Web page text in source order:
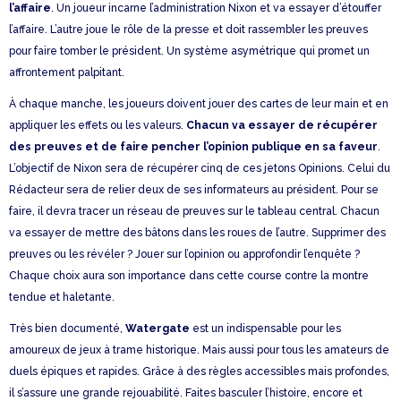
l’affaire. Un joueur incarne l’administration Nixon et va essayer d’étouffer
l’affaire. L’autre joue le rôle de la presse et doit rassembler les preuves
pour faire tomber le président. Un système asymétrique qui promet un
affrontement palpitant.
À chaque manche, les joueurs doivent jouer des cartes de leur main et en
appliquer les effets ou les valeurs. Chacun va essayer de récupérer
des preuves et de faire pencher l’opinion publique en sa faveur.
L’objectif de Nixon sera de récupérer cinq de ces jetons Opinions. Celui du
Rédacteur sera de relier deux de ses informateurs au président. Pour se
faire, il devra tracer un réseau de preuves sur le tableau central. Chacun
va essayer de mettre des bâtons dans les roues de l’autre. Supprimer des
preuves ou les révéler ? Jouer sur l’opinion ou approfondir l’enquête ?
Chaque choix aura son importance dans cette course contre la montre
tendue et haletante.
Très bien documenté, Watergate est un indispensable pour les
amoureux de jeux à trame historique. Mais aussi pour tous les amateurs de
duels épiques et rapides. Grâce à des règles accessibles mais profondes,
il s’assure une grande rejouabilité. Faites basculer l’histoire, encore et